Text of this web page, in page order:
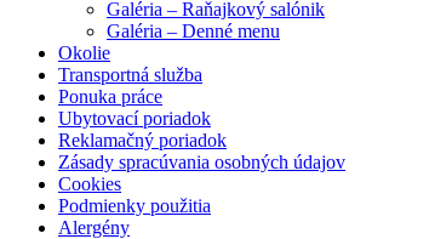
Galéria – Raňajkový salónik
Galéria – Denné menu
Okolie
Transportná služba
Ponuka práce
Ubytovací poriadok
Reklamačný poriadok
Zásady spracúvania osobných údajov
Cookies
Podmienky použitia
Alergény